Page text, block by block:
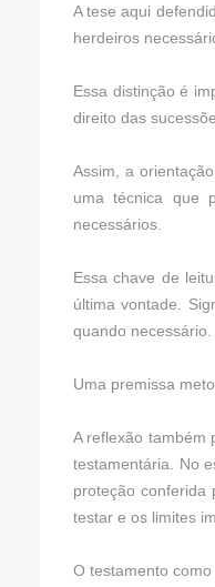
A tese aqui
herdeiros
Essa distinção é
direito das
Assim, a
uma técnica que
necessários.
Essa chave de
última vontade.
quando necessário.
Uma premissa
A reflexão também
testamentária. No
proteção conferida
testar e os limites
O testamento